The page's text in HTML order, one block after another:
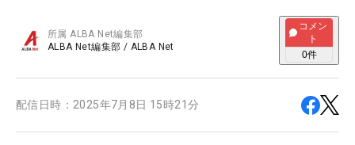
所属ALBA Net編集部
ALBA Net編集部 / ALBA Net
コメン
ト
0件
配信日時： 2025年7月8日 15時21分